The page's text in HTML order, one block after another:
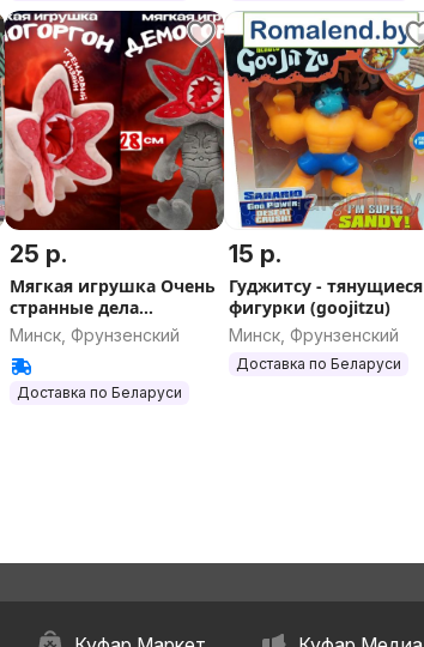
25 р.
Мягкая игрушка Очень
странные дела
Демогоргон
Минск, Фрунзенский
Доставка по Беларуси
15 р.
Гуджитсу - тянущиеся
фигурки (goojitzu)
Минск, Фрунзенский
Доставка по Беларуси